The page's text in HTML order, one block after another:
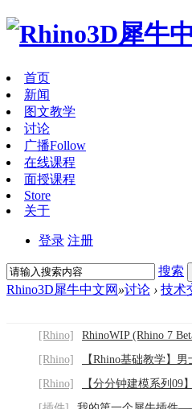
首页
新闻
图文教学
讨论
广播Follow
在线课程
面授课程
Store
关于
登录 注册
搜索
Rhino3D犀牛中文网 »讨论 › 技术
[Rhino]
RhinoWIP (Rhino 7
[Rhino]
【Rhino基础教学】
[Rhino]
【分分钟建模系列09】